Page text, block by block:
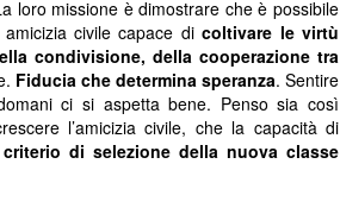
loro missione è dimostrare che è possibile
civile capace dicoltivare le virtù
condivisione, della cooperazione tra
Fiducia che determina speranza. Sentire
ci si aspetta bene. Penso sia così
l’amicizia civile, che la capacità di
di selezione della nuova classe